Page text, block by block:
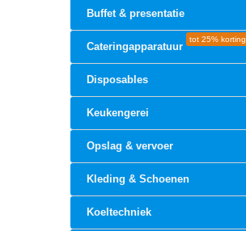
Buffet & presentatie
Cateringapparatuur
tot 25% korting
Disposables
Keukengerei
Opslag & vervoer
Kleding & Schoenen
Koeltechniek